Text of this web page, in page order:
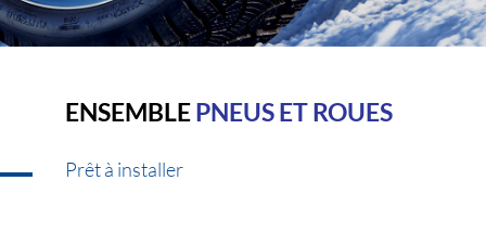
ENSEMBLEPNEUS ET ROUES
Prêt à installer